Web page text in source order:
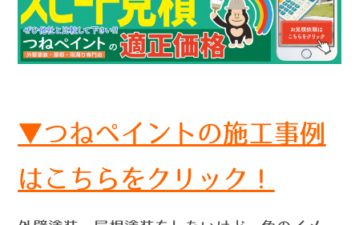
▼つねペイントの施工事例
はこちらをクリック！